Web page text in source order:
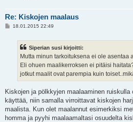
Re: Kiskojen maalaus
V18.01.2015 22:49
Siperian susi kirjoitti:
Mutta minun tarkoituksena ei ole asentaa
Eli ohuen maalikerroksen ei pitäisi
jotkut maalit ovat parempia kuin
Kiskojen ja pölkkyjen maalaaminen
käyttää, niin samalla virroittavat kiskojen
maalista. Kun olet maalannut esimerkiksi
homma ja pyyhi maalaamaltasi osuudelta